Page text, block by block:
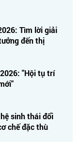
Tìm lời giải
đến thị
"Hội tụ trí
sinh thái đổi
chế đặc thù